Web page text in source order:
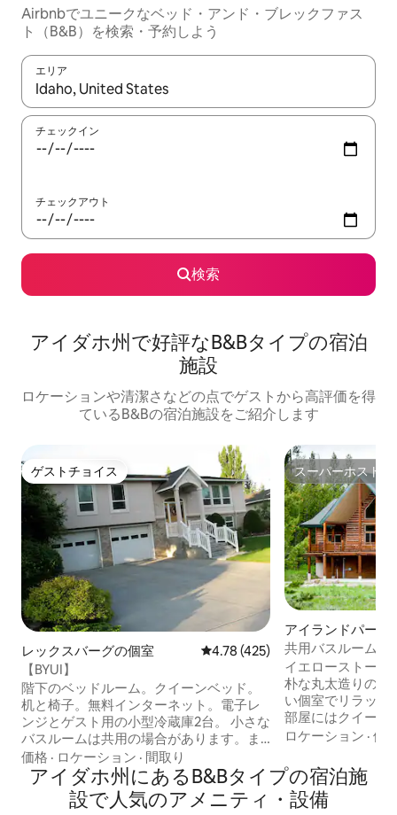
Airbnbでユニークなベッド・アンド・ブレックファス
ト（B&B）を検索・予約しよう
エリア
検索結果が表示されたら、上下の矢印キーを使って移動するか
チェックイン
チェックアウト
検索
アイダホ州で好評なB&Bタイプの宿泊
施設
ロケーションや清潔さなどの点でゲストから高評価を得
ているB&Bの宿泊施設をご紹介します
ゲストチョイス
ゲストチョイス
レックスバーグの個室 レビュー425件、5つ星中4.78つ
4.78 (425)
【BYUI】
階下のベッドルーム。クイーンベッド。
机と椅子。無料インターネット。電子レ
ンジとゲスト用の小型冷蔵庫2台。 小さな
バスルームは共用の場合があります。ま
たは、2階の大きなバスルームをご利用く
ださい。 広いファミリールームもありま
す。寝室とバスルームのドアには鍵がか
かります。 車道の左側または路上に無料
価格 · ロケーション · 間取り
スーパーホスト
スーパーホスト
アイランドパーク
共用バスルームの
付き！
イエローストーン
朴な丸太造りのロ
い個室でリラックス
部屋にはクイーン
メージした雰囲
は、ほかのゲストと共
ご都合のよいと
コンチネンタル
ロケーション ·価
アイダホ州にあるB&Bタイプの宿泊施
設で人気のアメニティ・設備